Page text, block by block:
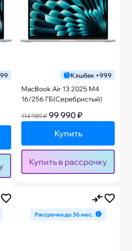
Кэшбек +999
MacBook Air 13 2025 M4
16/256 ГБ(Серебристый)
114 989 ₽ 99 990 ₽
Купить
Купить в рассрочку
Рассрочка до 36 мес.